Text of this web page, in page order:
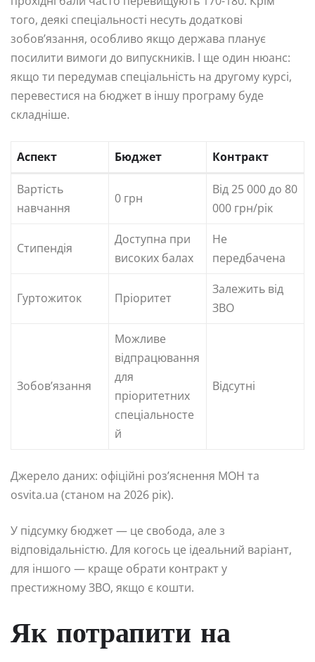
того, деякі спеціальності несуть додаткові
зобов’язання, особливо якщо держава планує
посилити вимоги до випускників. І ще один нюанс:
якщо ти передумав спеціальність на другому курсі,
перевестися на бюджет в іншу програму буде
складніше.
Аспект Бюджет Контракт
Вартість
навчання
0 грн
Від 25 000 до 80
000 грн/рік
Стипендія
Доступна при
високих балах
Не
передбачена
Гуртожиток Пріоритет
Залежить від
ЗВО
Зобов’язання
Можливе
відпрацювання
для
пріоритетних
спеціальносте
й
Відсутні
Джерело даних: офіційні роз’яснення МОН та
osvita.ua (станом на 2026 рік).
У підсумку бюджет — це свобода, але з
відповідальністю. Для когось це ідеальний варіант,
для іншого — краще обрати контракт у
престижному ЗВО, якщо є кошти.
Як потрапити на